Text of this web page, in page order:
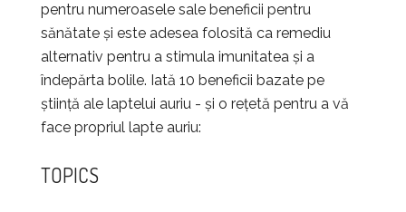
pentru numeroasele sale beneficii pentru
sănătate și este adesea folosită ca remediu
alternativ pentru a stimula imunitatea și a
îndepărta bolile. Iată 10 beneficii bazate pe
știință ale laptelui auriu - și o rețetă pentru a vă
face propriul lapte auriu:
TOPICS